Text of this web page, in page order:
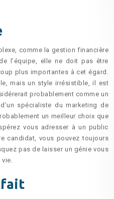
comme la gestion financière
l’équipe, elle ne doit pas être
plus importantes à cet égard.
mais un style irrésistible, il est
probablement comme un
spécialiste du marketing de
un meilleur choix que
vous adresser à un public
candidat, vous pouvez toujours
pas de laisser un génie vous
vie.